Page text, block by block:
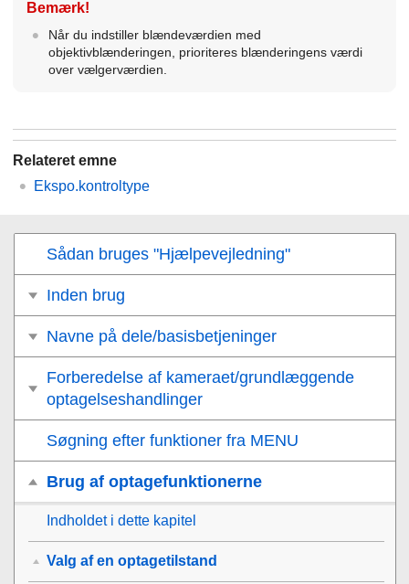
Bemærk!
Når du indstiller blændeværdien med
objektivblænderingen, prioriteres blænderingens værdi
over vælgerværdien.
Relateret emne
Ekspo.kontroltype
Sådan bruges "Hjælpevejledning"
Inden brug
Navne på dele/basisbetjeninger
Forberedelse af kameraet/grundlæggende
optagelseshandlinger
Søgning efter funktioner fra MENU
Brug af optagefunktionerne
Indholdet i dette kapitel
Valg af en optagetilstand